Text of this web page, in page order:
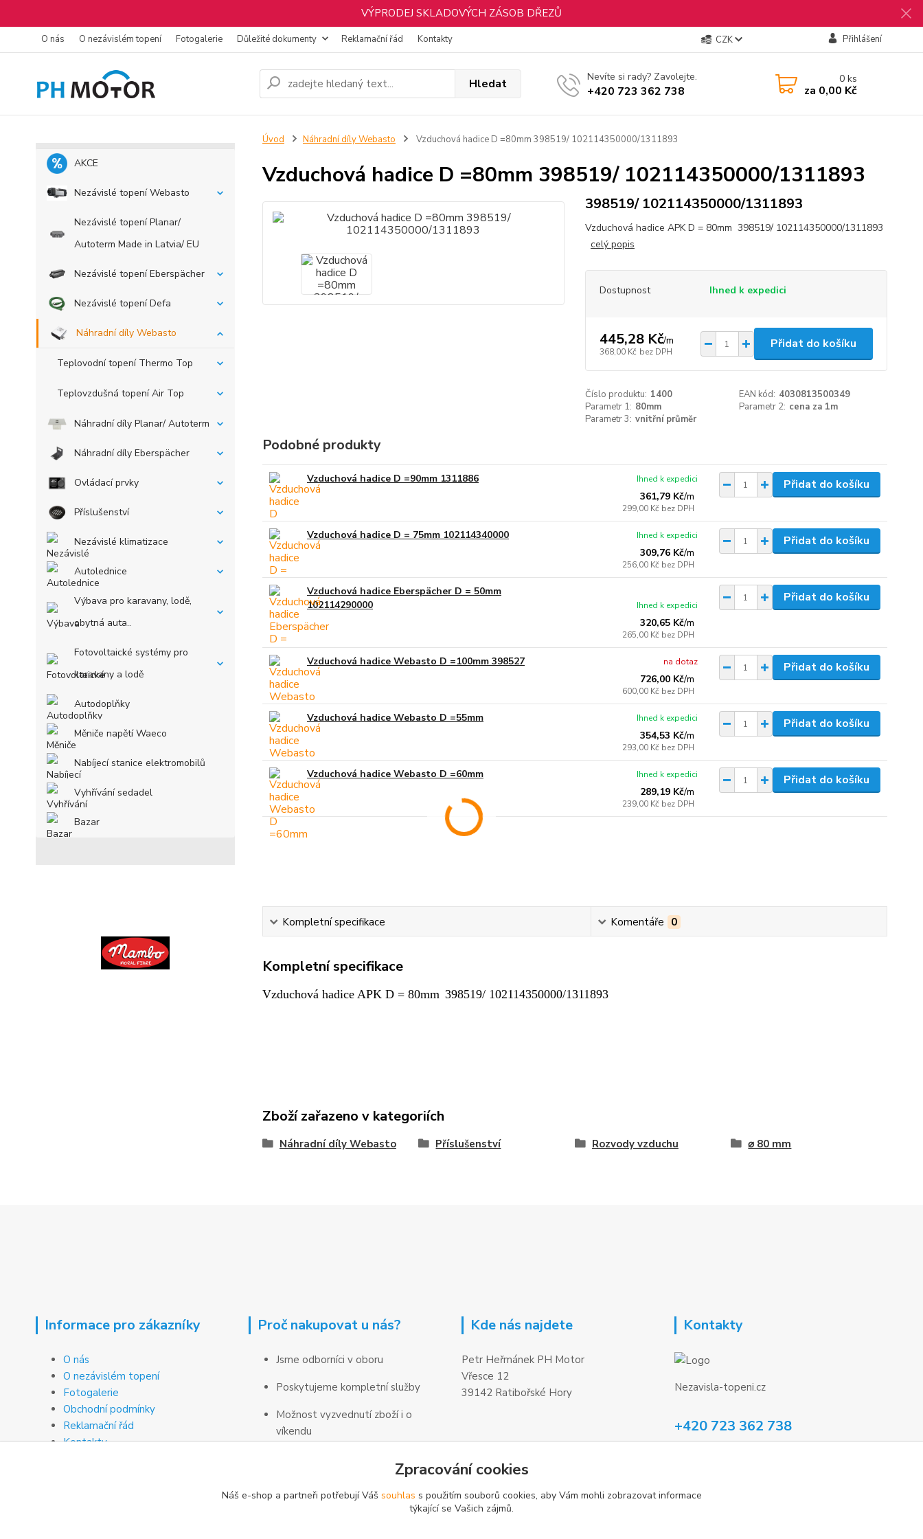
VÝPRODEJ SKLADOVÝCH ZÁSOB DŘEZŮ
O nás O nezávislém topení Fotogalerie Důležité dokumenty Reklamační řád Kontakty CZK Přihlášení
Hledat Nevíte si rady? Zavolejte.
+420 723 362 738
0ks
za 0,00 Kč
AKCE
Nezávislé topení Webasto
Nezávislé topení Planar/
Autoterm Made in Latvia/ EU
Nezávislé topení Eberspächer
Nezávislé topení Defa
Náhradní díly Webasto
Teplovodní topení Thermo Top
Teplovzdušná topení Air Top
Náhradní díly Planar/ Autoterm
Náhradní díly Eberspächer
Ovládací prvky
Příslušenství
Nezávislé klimatizace
Autolednice
Výbava pro karavany, lodě,
obytná auta..
Fotovoltaické systémy pro
karavany a lodě
Autodoplňky
Měniče napětí Waeco
Nabíjecí stanice elektromobilů
Vyhřívání sedadel
Bazar
Úvod Náhradní díly Webasto Vzduchová hadice D =80mm 398519/ 102114350000/1311893
Vzduchová hadice D =80mm 398519/ 102114350000/1311893
398519/ 102114350000/1311893
Vzduchová hadice APK D = 80mm 398519/ 102114350000/1311893
celý popis
Dostupnost Ihned k expedici
445,28 Kč/m
368,00 Kč bez DPH
Přidat do košíku
Číslo produktu: 1400 EAN kód: 4030813500349
Parametr 1: 80mm Parametr 2: cena za 1m
Parametr 3: vnitřní průměr
Podobné produkty
Vzduchová hadice D =90mm 1311886
361,79 Kč/m
299,00 Kč bez DPH
Ihned k expedici Přidat do košíku
Vzduchová hadice D = 75mm 102114340000
309,76 Kč/m
256,00 Kč bez DPH
Ihned k expedici Přidat do košíku
Vzduchová hadice Eberspächer D = 50mm
102114290000
320,65 Kč/m
265,00 Kč bez DPH
Ihned k expedici
Přidat do košíku
Vzduchová hadice Webasto D =100mm 398527
726,00 Kč/m
600,00 Kč bez DPH
na dotaz Přidat do košíku
Vzduchová hadice Webasto D =55mm
354,53 Kč/m
293,00 Kč bez DPH
Ihned k expedici Přidat do košíku
Vzduchová hadice Webasto D =60mm
289,19 Kč/m
239,00 Kč bez DPH
Ihned k expedici Přidat do košíku
Kompletní specifikace Komentáře 0
Kompletní specifikace
Vzduchová hadice APK D = 80mm 398519/ 102114350000/1311893
Zboží zařazeno v kategoriích
Náhradní díly Webasto Příslušenství Rozvody vzduchu ⌀ 80 mm
Informace pro zákazníky
O nás
O nezávislém topení
Fotogalerie
Obchodní podmínky
Reklamační řád
Kontakty
Proč nakupovat u nás?
Jsme odborníci v oboru
Poskytujeme kompletní služby
Možnost vyzvednutí zboží i o
víkendu
Kde nás najdete
Petr Heřmánek PH Motor
Vřesce 12
39142 Ratibořské Hory
Kontakty
Nezavisla-topeni.cz
+420 723 362 738
Zpracování cookies
Náš e-shop a partneři potřebují Váš souhlas s použitím souborů cookies, aby Vám mohli zobrazovat informace
týkající se Vašich zájmů.